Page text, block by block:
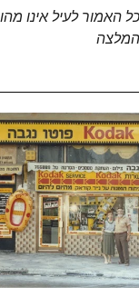
כל האמור לעיל אינו
המלצה